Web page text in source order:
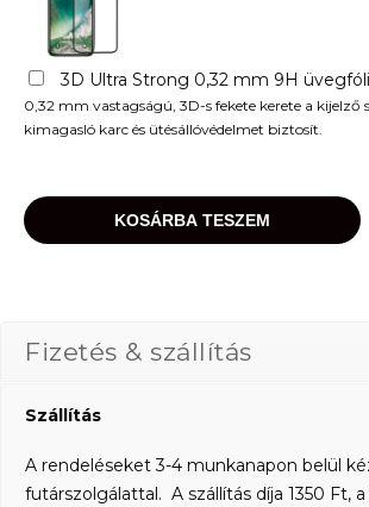
3D Ultra Strong 0,32 mm 9H
0,32 mm vastagságú, 3D-s fekete kerete a kijelző
kimagasló karc és ütésállóvédelmet biztosít.
KOSÁRBA TESZEM
Fizetés & szállítás
Szállítás
A rendeléseket 3-4 munkanapon belül
futárszolgálattal. A szállítás díja 1350 Ft,